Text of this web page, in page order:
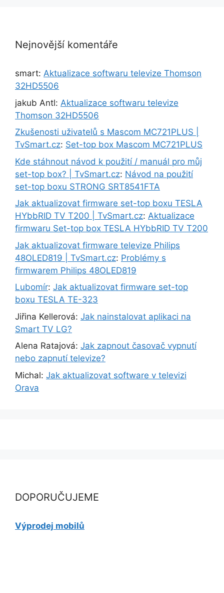
Nejnovější komentáře
smart: Aktualizace softwaru televize Thomson
32HD5506
jakub Antl: Aktualizace softwaru televize
Thomson 32HD5506
Zkušenosti uživatelů s Mascom MC721PLUS |
TvSmart.cz: Set-top box Mascom MC721PLUS
Kde stáhnout návod k použití / manuál pro můj
set-top box? | TvSmart.cz: Návod na použití
set-top boxu STRONG SRT8541FTA
Jak aktualizovat firmware set-top boxu TESLA
HYbbRID TV T200 | TvSmart.cz: Aktualizace
firmwaru Set-top box TESLA HYbbRID TV T200
Jak aktualizovat firmware televize Philips
48OLED819 | TvSmart.cz: Problémy s
firmwarem Philips 48OLED819
Lubomír: Jak aktualizovat firmware set-top
boxu TESLA TE-323
Jiřina Kellerová: Jak nainstalovat aplikaci na
Smart TV LG?
Alena Ratajová: Jak zapnout časovač vypnutí
nebo zapnutí televize?
Michal: Jak aktualizovat software v televizi
Orava
DOPORUČUJEME
Výprodej mobilů